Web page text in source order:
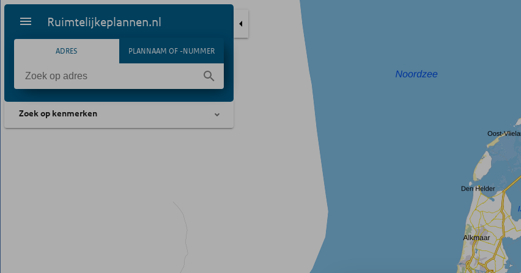
Ruimtelijkeplannen.nl
ADRES PLANNAAM OF -NUMMER
Zoek op kenmerken